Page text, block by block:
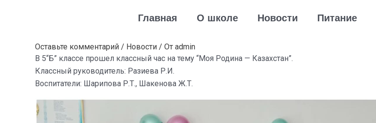
Главная О школе Новости Питание
Оставьте комментарий / Новости / От admin
В 5“Б” классе прошел классный час на тему “Моя Родина — Казахстан”.
Классный руководитель: Разиева Р.И.
Воспитатели: Шарипова Р.Т., Шакенова Ж.Т.